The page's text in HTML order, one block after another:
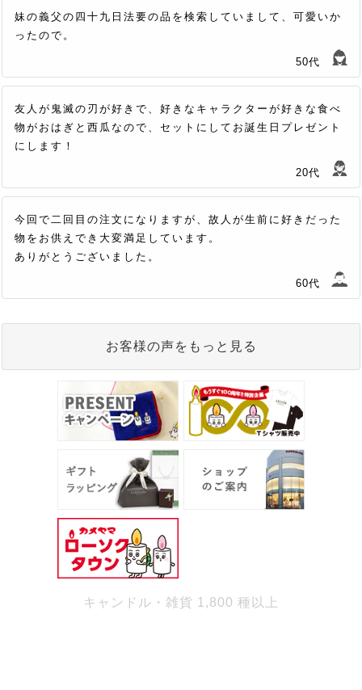
妹の義父の四十九日法要の品を検索していまして、可愛いか
ったので。
50代
友人が鬼滅の刃が好きで、好きなキャラクターが好きな食べ
物がおはぎと西瓜なので、セットにしてお誕生日プレゼント
にします！
20代
今回で二回目の注文になりますが、故人が生前に好きだった
物をお供えでき大変満足しています。
ありがとうございました。
60代
お客様の声をもっと見る
キャンドル・雑貨 1,800 種以上